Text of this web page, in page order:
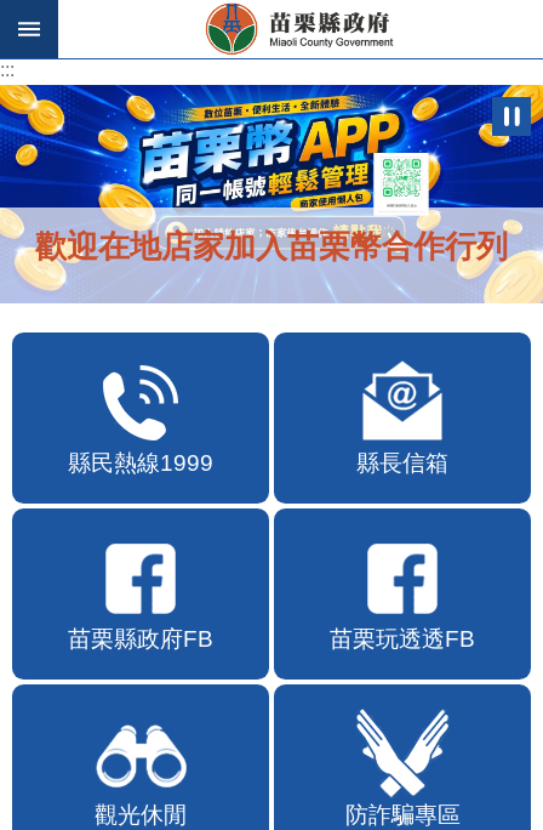
跳到主要內容區塊
:::
:::
歡迎在地店家加入苗栗幣合作行列
縣民熱線1999 縣長信箱
苗栗縣政府FB 苗栗玩透透FB
觀光休閒 防詐騙專區